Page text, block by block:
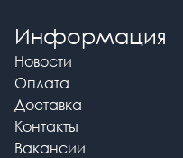
Информация
Новости
Оплата
Доставка
Контакты
Вакансии